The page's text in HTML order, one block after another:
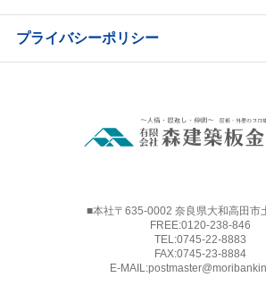
プライバシーポリシー
■本社〒635-0002 奈良県大和高田市
FREE:0120-238-846
TEL:0745-22-8883
FAX:0745-23-8884
E-MAIL: